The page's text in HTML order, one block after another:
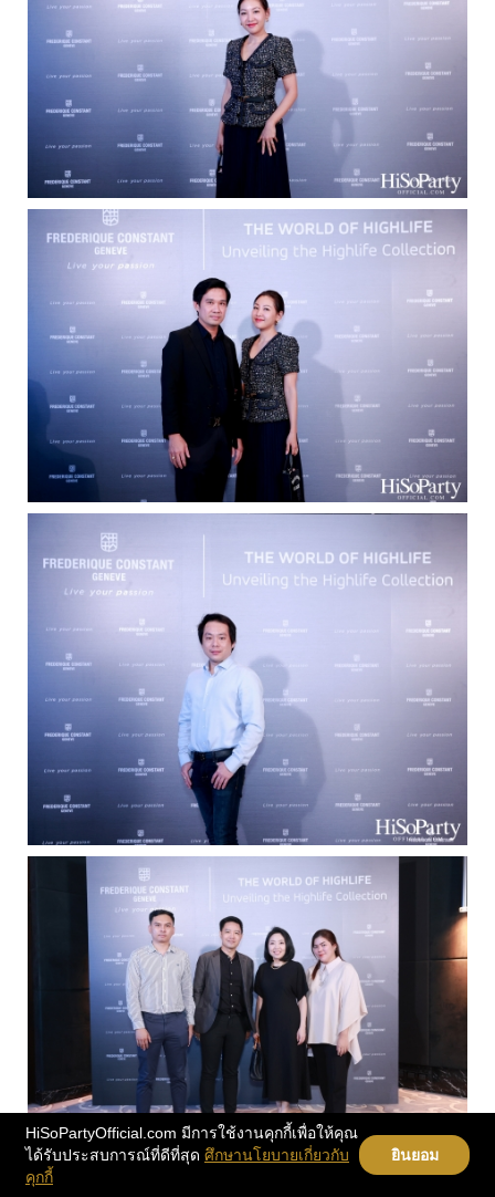
HiSoPartyOfficial.com มีการใช้งานคุกกี้เพื่อให้คุณ
ได้รับประสบการณ์ที่ดีที่สุด ศึกษานโยบายเกี่ยวกับ
คุกกี้
ยินยอม